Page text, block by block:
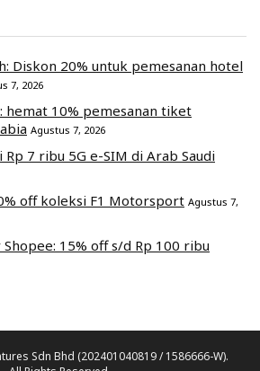
Diskon 20% untuk pemesanan hotel
7, 2026
hemat 10% pemesanan tiket
Agustus 7, 2026
7 ribu 5G e-SIM di Arab Saudi
off koleksi F1 Motorsport Agustus 7,
15% off s/d Rp 100 ribu
Sdn Bhd (202401040819 / 1586666-W).